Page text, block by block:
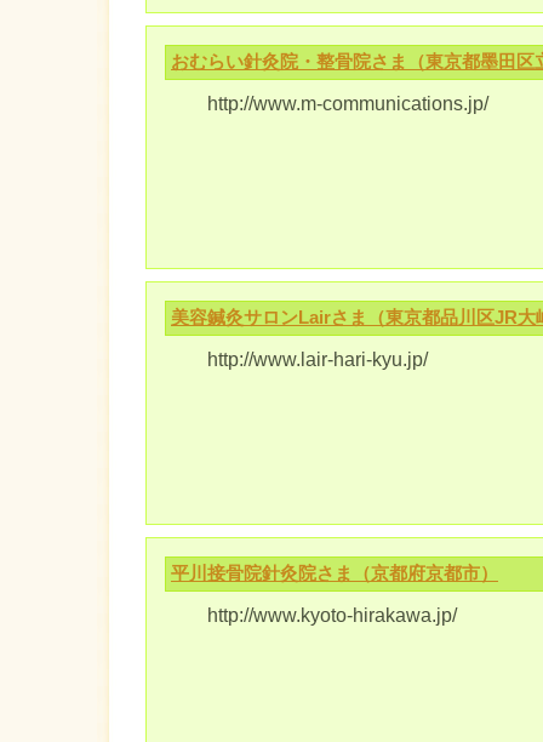
おむらい針灸院・整骨院さま（東京都墨田区
http://www.m-communications.jp/
美容鍼灸サロンLairさま（東京都品川区JR大
http://www.lair-hari-kyu.jp/
平川接骨院針灸院さま（京都府京都市）
http://www.kyoto-hirakawa.jp/